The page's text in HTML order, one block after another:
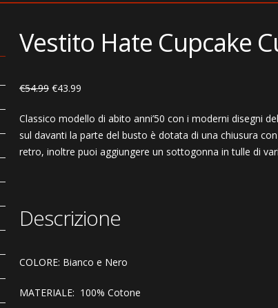
Vestito Hate Cupcake
€54.99 €43.99
Classico modello di abito anni’50 con i moderni disegni
sul davanti la parte del busto è dotata di una chiusura
retro, inoltre puoi aggiungere un sottogonna in tulle di
Descrizione
COLORE: Bianco e Nero
MATERIALE: 100% Cotone